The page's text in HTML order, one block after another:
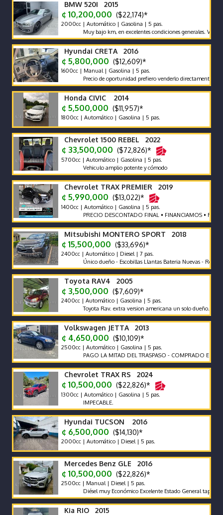
BMW 520I 2015
¢ 10,200,000 ($22,174)*
2000cc | Automático | Gasolina | 5 pas.
Muy bajo km, en excelentes condiciones generales. Vehículo
Hyundai CRETA 2016
¢ 5,800,000 ($12,609)*
1600cc | Manual | Gasolina | 5 pas.
Precio de oportunidad prefiero venderlo directamente antes
Honda CIVIC 2014
¢ 5,500,000 ($11,957)*
1800cc | Automático | Gasolina | 5 pas.
Chevrolet 1500 REBEL 2022
¢ 33,500,000 ($72,826)*
5700cc | Automático | Gasolina | 5 pas.
Vehiculo amplio potente y cómodo
Chevrolet TRAX PREMIER 2019
¢ 5,990,000 ($13,022)*
1400cc | Automático | Gasolina | 5 pas.
PRECIO DESCONTADO FINAL • FINANCIAMOS •
Mitsubishi MONTERO SPORT 2018
¢ 15,500,000 ($33,696)*
2400cc | Automático | Diesel | 7 pas.
Único dueño - Escobillas Llantas Bateria Nuevas - Recor de
Toyota RAV4 2005
¢ 3,500,000 ($7,609)*
2400cc | Automático | Gasolina | 5 pas.
Toyota Rav. extra version americana un solo dueño.
Volkswagen JETTA 2013
¢ 4,650,000 ($10,109)*
2500cc | Automático | Gasolina | 5 pas.
PAGO LA MITAD DEL TRASPASO - COMPRADO EN CR
Chevrolet TRAX RS 2024
¢ 10,500,000 ($22,826)*
1300cc | Automático | Gasolina | 5 pas.
IMPECABLE.
Hyundai TUCSON 2016
¢ 6,500,000 ($14,130)*
2000cc | Automático | Diesel | 5 pas.
Mercedes Benz GLE 2016
¢ 10,500,000 ($22,826)*
2500cc | Manual | Diesel | 5 pas.
Diésel muy Económico Excelente Estado General tapicería
Kia RIO 2015